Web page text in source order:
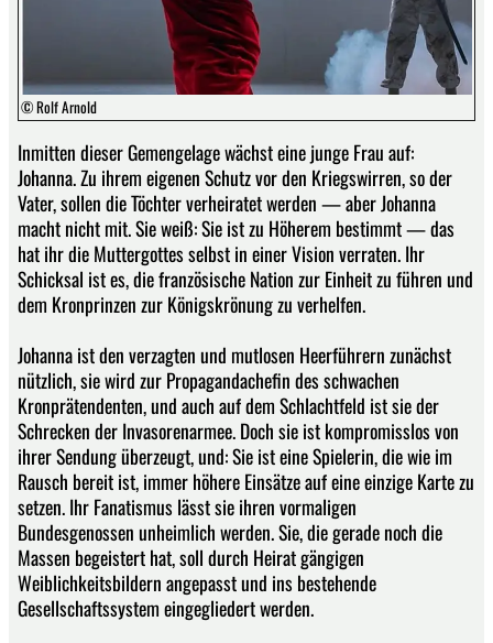
© Rolf Arnold
Inmitten dieser Gemengelage wächst eine junge Frau auf:
Johanna. Zu ihrem eigenen Schutz vor den Kriegswirren, so der
Vater, sollen die Töchter verheiratet werden — aber Johanna
macht nicht mit. Sie weiß: Sie ist zu Höherem bestimmt — das
hat ihr die Muttergottes selbst in einer Vision verraten. Ihr
Schicksal ist es, die französische Nation zur Einheit zu führen und
dem Kronprinzen zur Königskrönung zu verhelfen.
Johanna ist den verzagten und mutlosen Heerführern zunächst
nützlich, sie wird zur Propagandachefin des schwachen
Kronprätendenten, und auch auf dem Schlachtfeld ist sie der
Schrecken der Invasorenarmee. Doch sie ist kompromisslos von
ihrer Sendung überzeugt, und: Sie ist eine Spielerin, die wie im
Rausch bereit ist, immer höhere Einsätze auf eine einzige Karte zu
setzen. Ihr Fanatismus lässt sie ihren vormaligen
Bundesgenossen unheimlich werden. Sie, die gerade noch die
Massen begeistert hat, soll durch Heirat gängigen
Weiblichkeitsbildern angepasst und ins bestehende
Gesellschaftssystem eingegliedert werden.